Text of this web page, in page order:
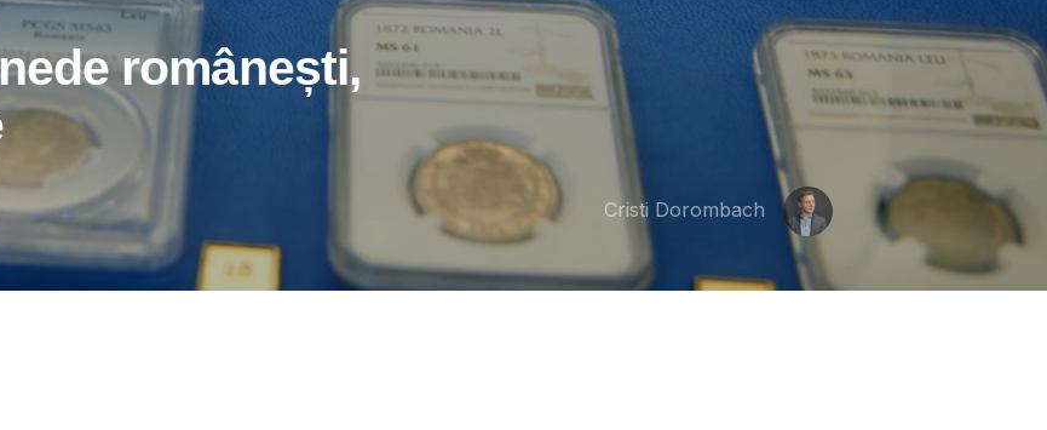
românești,
Cristi Dorombach